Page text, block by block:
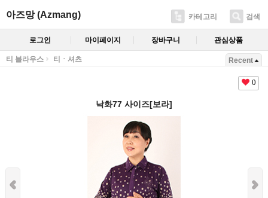
아즈망 (Azmang) 카테고리 검색
로그인 마이페이지 장바구니 관심상품
티 블라우스 티ㆍ셔츠 Recent
0
낙화77 사이즈[보라]